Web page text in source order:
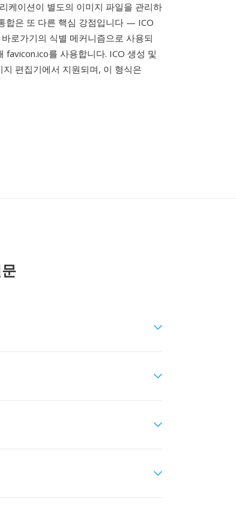
케이션이 별도의 이미지 파일을 관리하
합은 또 다른 핵심 강점입니다 — ICO
로가기의 식별 메커니즘으로 사용되
를 사용합니다. ICO 생성 및
편집기에서 지원되며, 이 형식은